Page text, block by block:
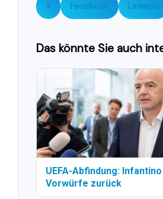
X Facebook LinkedIn
Das könnte Sie auch
UEFA-Abfindung:
Vorwürfe zurück